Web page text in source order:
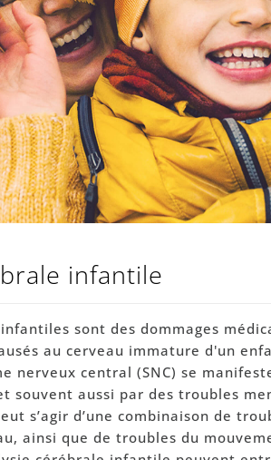
infantile
sont des dommages
au cerveau immature d'un
nerveux central (SNC) se
souvent aussi par des troubles
s’agir d’une combinaison de
ainsi que de troubles du